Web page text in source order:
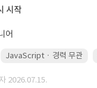
시작
어
JavaScript · 경력 무관
2026.07.15.